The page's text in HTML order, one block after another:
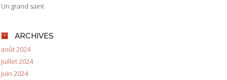
Un grand saint
ARCHIVES
août 2024
juillet 2024
juin 2024